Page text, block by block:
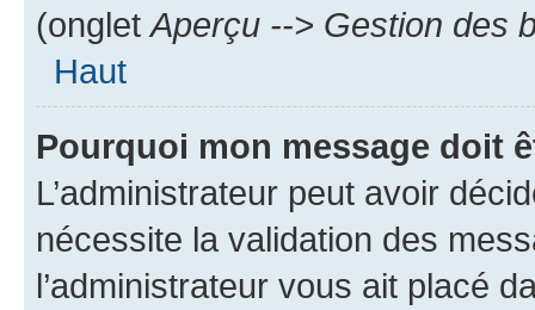
(onglet Aperçu --> Gestion des
Haut
Pourquoi mon message doit
L’administrateur peut avoir
nécessite la validation des
l’administrateur vous ait placé